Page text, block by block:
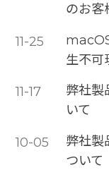
のお客
11-25
生不可
11-17
弊社製
いて
10-05
弊社製
ついて